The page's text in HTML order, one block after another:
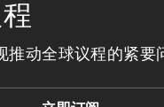
推动全球议程的紧要